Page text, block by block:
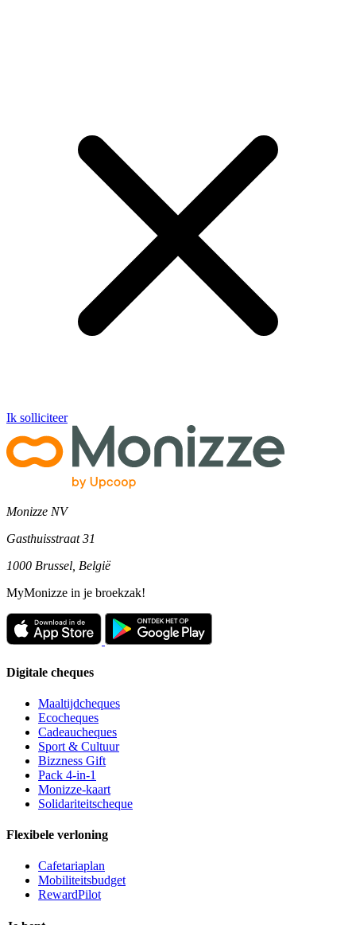
Ik solliciteer
Monizze NV
Gasthuisstraat 31
1000 Brussel, België
MyMonizze in je broekzak!
Digitale cheques
Maaltijdcheques
Ecocheques
Cadeaucheques
Sport & Cultuur
Bizzness Gift
Pack 4-in-1
Monizze-kaart
Solidariteitscheque
Flexibele verloning
Cafetariaplan
Mobiliteitsbudget
RewardPilot